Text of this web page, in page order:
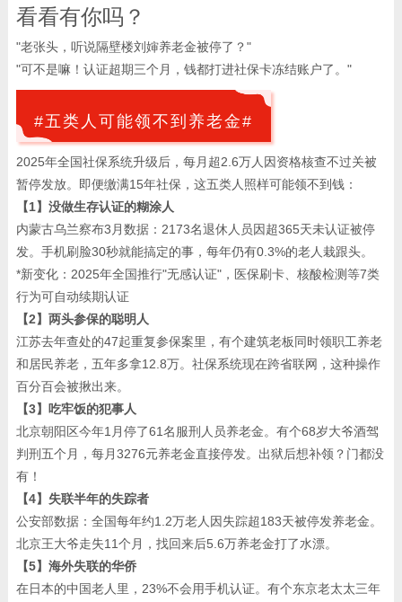
看看有你吗？
"老张头，听说隔壁楼刘婶养老金被停了？"
"可不是嘛！认证超期三个月，钱都打进社保卡冻结账户了。"
#五类人可能领不到养老金#
2025年全国社保系统升级后，每月超2.6万人因资格核查不过关被
暂停发放。即便缴满15年社保，这五类人照样可能领不到钱：
【1】没做生存认证的糊涂人
内蒙古乌兰察布3月数据：2173名退休人员因超365天未认证被停
发。手机刷脸30秒就能搞定的事，每年仍有0.3%的老人栽跟头。
*新变化：2025年全国推行"无感认证"，医保刷卡、核酸检测等7类
行为可自动续期认证
【2】两头参保的聪明人
江苏去年查处的47起重复参保案里，有个建筑老板同时领职工养老
和居民养老，五年多拿12.8万。社保系统现在跨省联网，这种操作
百分百会被揪出来。
【3】吃牢饭的犯事人
北京朝阳区今年1月停了61名服刑人员养老金。有个68岁大爷酒驾
判刑五个月，每月3276元养老金直接停发。出狱后想补领？门都没
有！
【4】失联半年的失踪者
公安部数据：全国每年约1.2万老人因失踪超183天被停发养老金。
北京王大爷走失11个月，找回来后5.6万养老金打了水漂。
【5】海外失联的华侨
在日本的中国老人里，23%不会用手机认证。有个东京老太太三年